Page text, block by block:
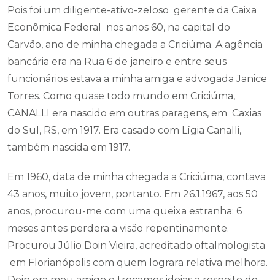
Pois foi um diligente-ativo-zeloso gerente da Caixa
Econômica Federal nos anos 60, na capital do
Carvão, ano de minha chegada a Criciúma. A agência
bancária era na Rua 6 de janeiro e entre seus
funcionários estava a minha amiga e advogada Janice
Torres. Como quase todo mundo em Criciúma,
CANALLI era nascido em outras paragens, em Caxias
do Sul, RS, em 1917. Era casado com Lígia Canalli,
também nascida em 1917.
Em 1960, data de minha chegada a Criciúma, contava
43 anos, muito jovem, portanto. Em 26.1.1967, aos 50
anos, procurou-me com uma queixa estranha: 6
meses antes perdera a visão repentinamente.
Procurou Júlio Doin Vieira, acreditado oftalmologista
em Florianópolis com quem lograra relativa melhora.